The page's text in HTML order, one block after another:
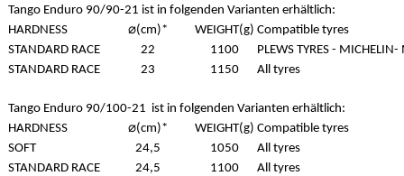
Tango Enduro 90/90-21 ist in folgenden Varianten erhältlich:
HARDNESS
⌀(cm)* WEIGHT(g) Compatible tyres
STANDARD RACE
22 1100
PLEWS TYRES -
STANDARD RACE
23 1150 All tyres
Tango Enduro 90/100-21 ist in folgenden Varianten erhältlich:
HARDNESS
⌀(cm)* WEIGHT(g) Compatible tyres
SOFT
24,5 1050
All tyres
STANDARD RACE
24,5 1100
All tyres